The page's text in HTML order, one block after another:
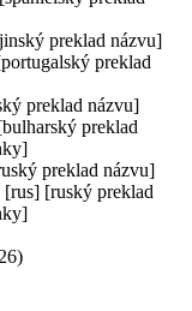
preklad názvu]
preklad
preklad názvu]
preklad
preklad názvu]
[ruský preklad